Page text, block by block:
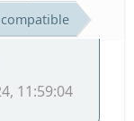
11:59:04